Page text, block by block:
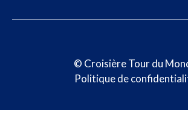
© Croisière Tour du
Politique de